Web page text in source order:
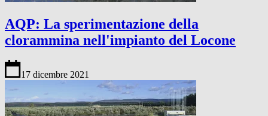
AQP: La sperimentazione della
clorammina nell'impianto del Locone
17 dicembre 2021